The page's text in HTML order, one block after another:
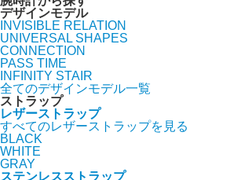
デザインモデル
INVISIBLE RELATION
UNIVERSAL SHAPES
CONNECTION
PASS TIME
INFINITY STAIR
全てのデザインモデル一覧
ストラップ
レザーストラップ
すべてのレザーストラップを見る
BLACK
WHITE
GRAY
ステンレスストラップ